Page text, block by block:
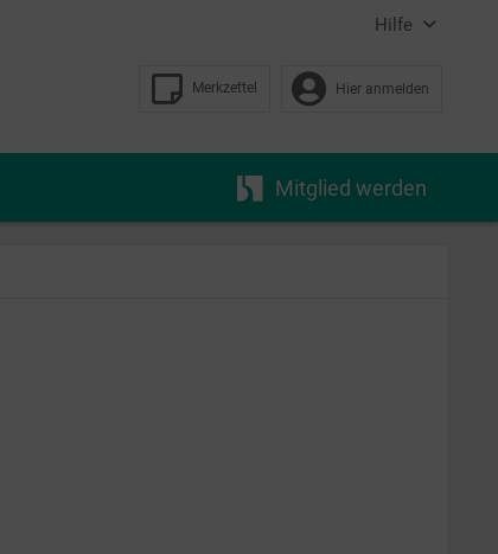
Hilfe
Merkzettel Hier anmelden
Mitglied werden